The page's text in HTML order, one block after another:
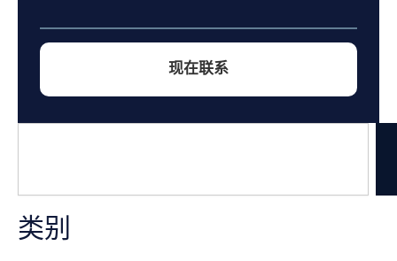
现在联系
搜
类别